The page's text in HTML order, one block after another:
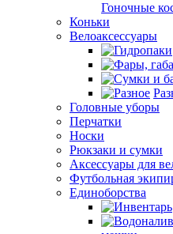
Гоночные
Коньки
Велоаксессуары
Головные уборы
Перчатки
Носки
Рюкзаки и сумки
Аксессуары для
Футбольная
Единоборства